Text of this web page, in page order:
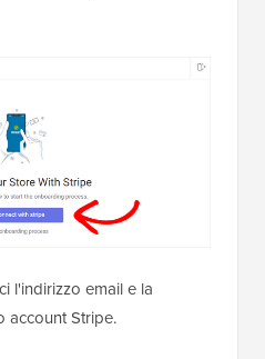
l'indirizzo email e la
account Stripe.